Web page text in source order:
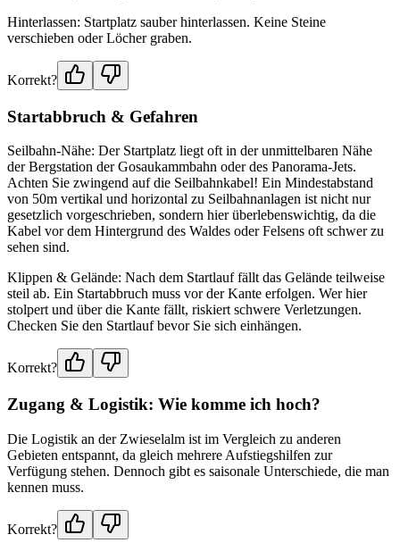
Hinterlassen: Startplatz sauber hinterlassen. Keine Steine
verschieben oder Löcher graben.
Korrekt?
Startabbruch & Gefahren
Seilbahn-Nähe: Der Startplatz liegt oft in der unmittelbaren Nähe
der Bergstation der Gosaukammbahn oder des Panorama-Jets.
Achten Sie zwingend auf die Seilbahnkabel! Ein Mindestabstand
von 50m vertikal und horizontal zu Seilbahnanlagen ist nicht nur
gesetzlich vorgeschrieben, sondern hier überlebenswichtig, da die
Kabel vor dem Hintergrund des Waldes oder Felsens oft schwer zu
sehen sind.
Klippen & Gelände: Nach dem Startlauf fällt das Gelände teilweise
steil ab. Ein Startabbruch muss vor der Kante erfolgen. Wer hier
stolpert und über die Kante fällt, riskiert schwere Verletzungen.
Checken Sie den Startlauf bevor Sie sich einhängen.
Korrekt?
Zugang & Logistik: Wie komme ich hoch?
Die Logistik an der Zwieselalm ist im Vergleich zu anderen
Gebieten entspannt, da gleich mehrere Aufstiegshilfen zur
Verfügung stehen. Dennoch gibt es saisonale Unterschiede, die man
kennen muss.
Korrekt?